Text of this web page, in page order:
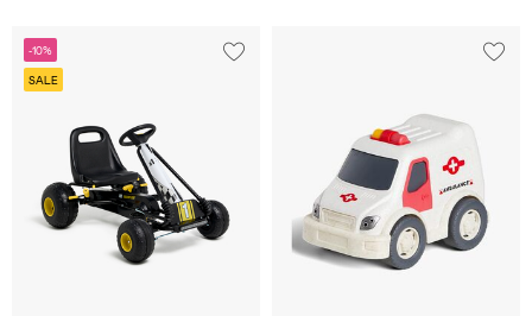
-10%
SALE